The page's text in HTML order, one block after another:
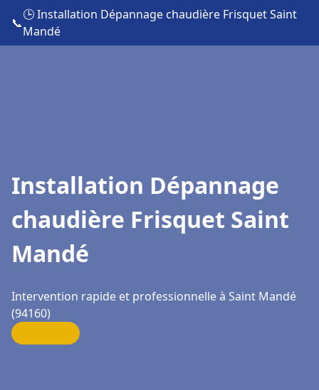
📞
🕒 Installation Dépannage chaudière Frisquet Saint
Mandé
Installation Dépannage
chaudière Frisquet Saint
Mandé
Intervention rapide et professionnelle à Saint Mandé
(94160)